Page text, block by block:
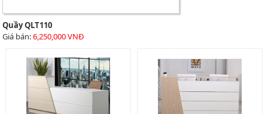
Quầy QLT110
Giá bán:6,250,000 VNĐ